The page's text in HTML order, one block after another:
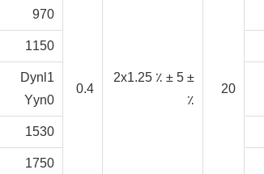
20
± 2x1.25 ٪ ± 5
٪
0.4
970
1150
Dynl1
Yyn0
1530
1750